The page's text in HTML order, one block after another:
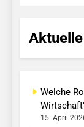
Welche
15. April